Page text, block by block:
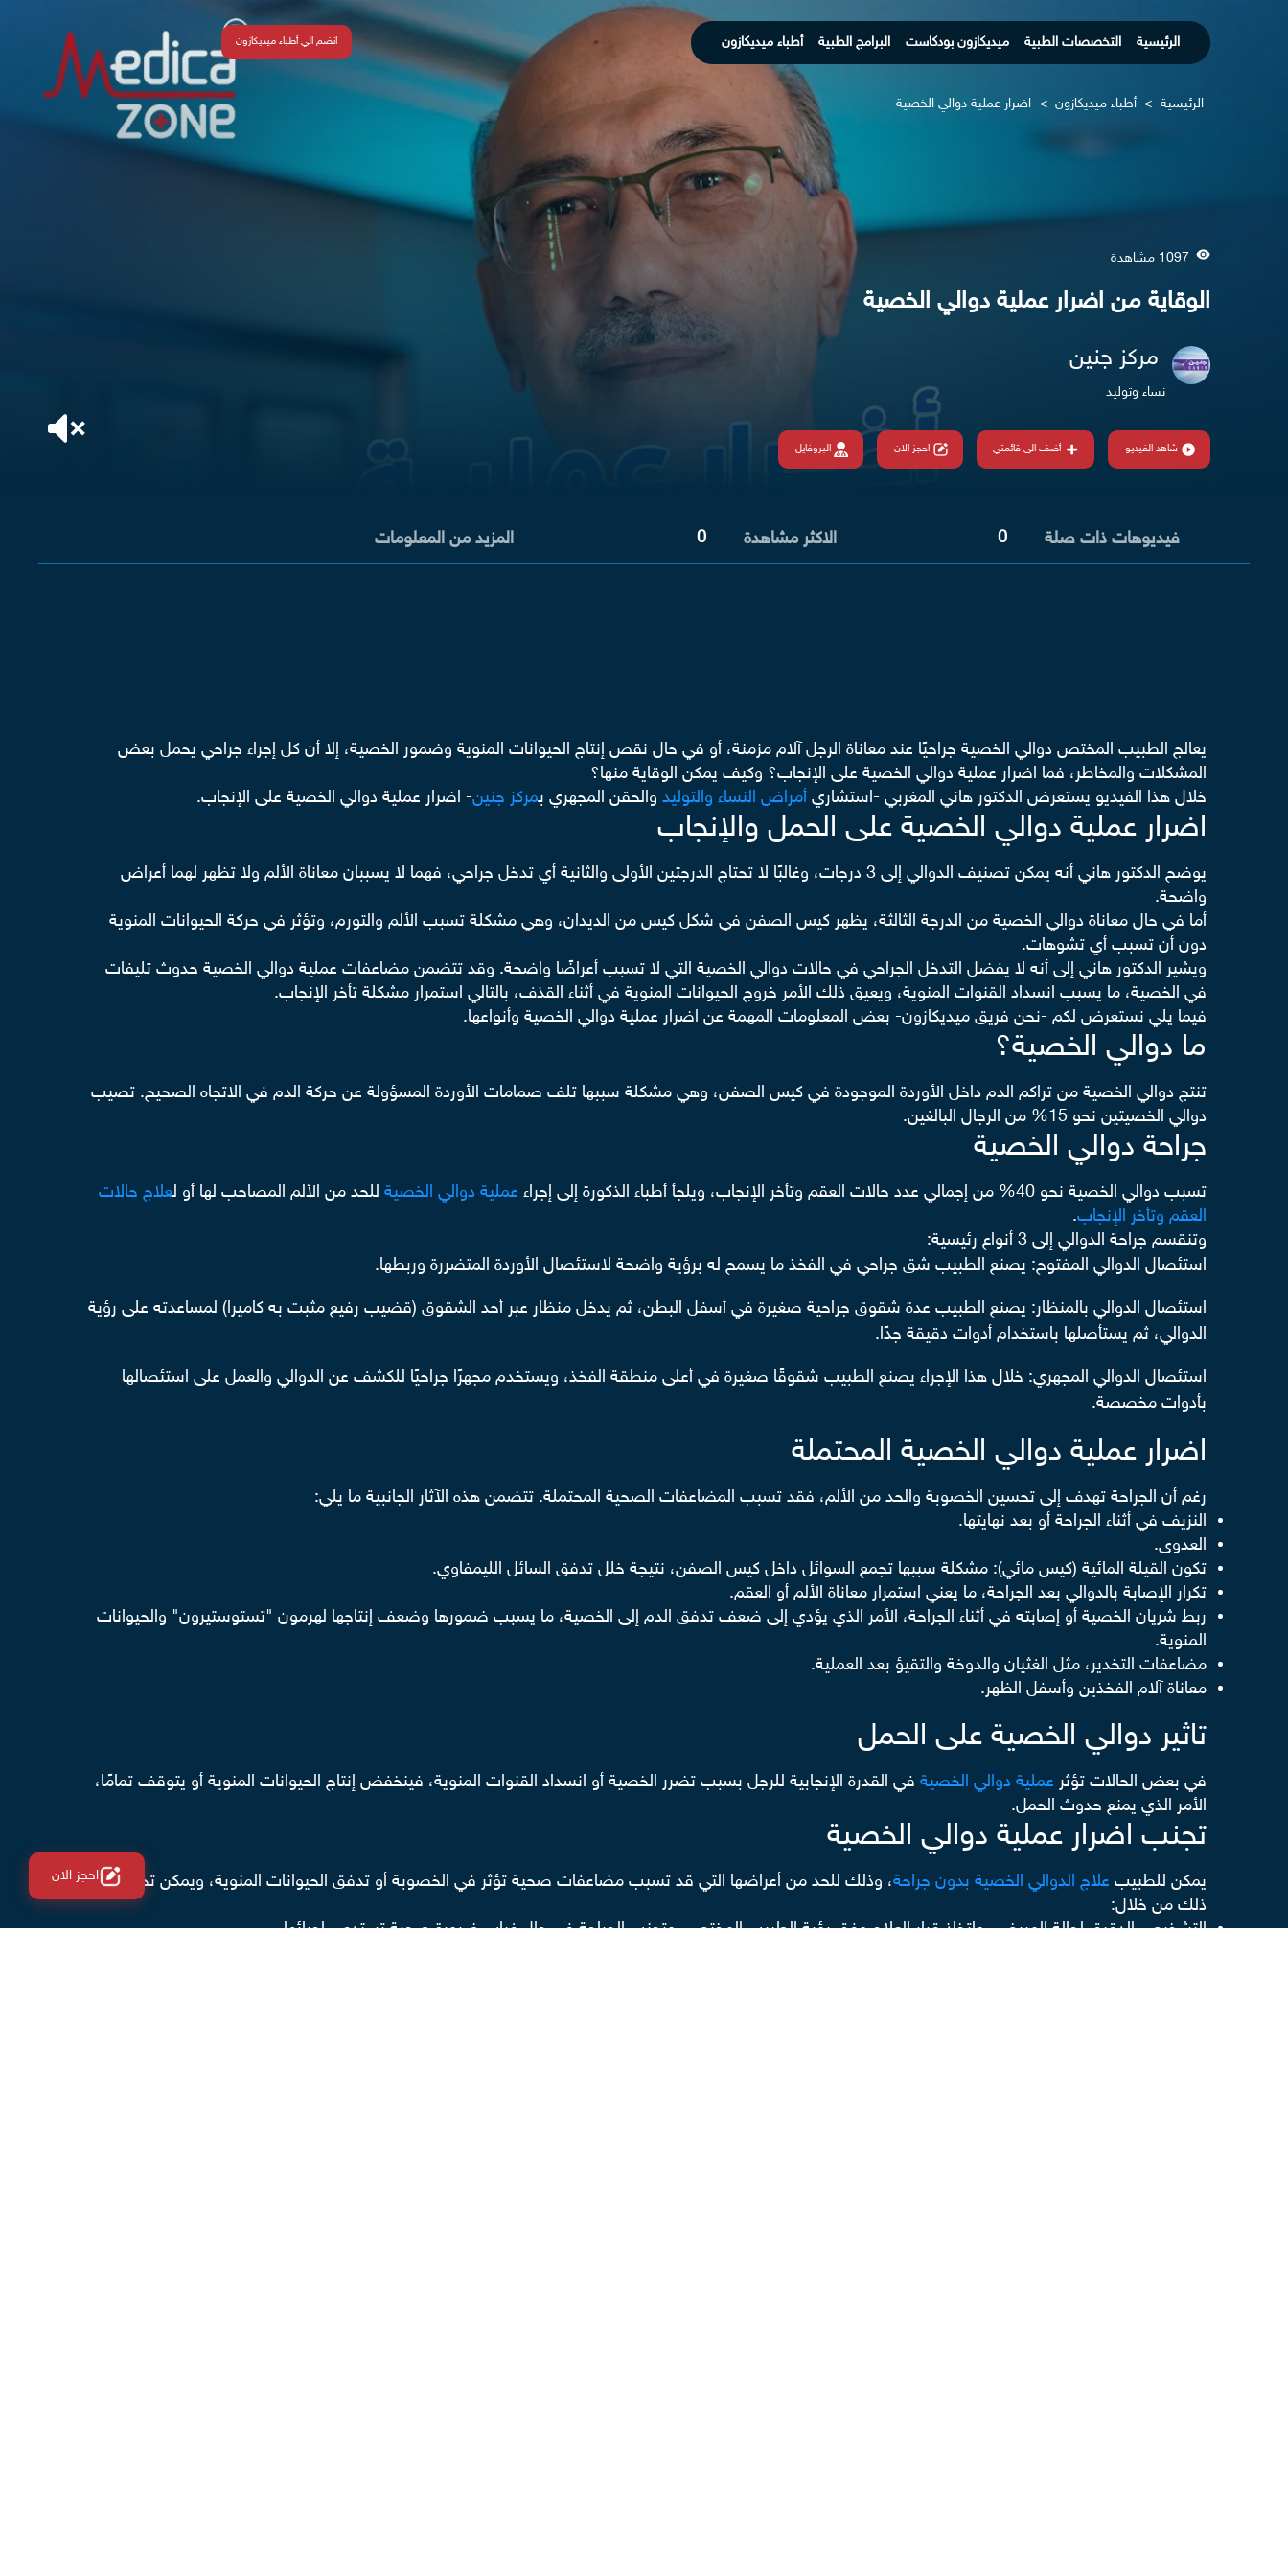
انضم الي أطباء ميديكازون الرئيسية التخصصات الطبية ميديكازون بودكاست البرامج الطبية أطباء ميديكازون
الرئيسية > أطباء ميديكازون > اضرار عملية دوالي الخصية
1097 مشاهدة
الوقاية من اضرار عملية دوالي الخصية
مركز جنين
نساء وتوليد
شاهد الفيديو أضف الى قائمتي احجز الان البروفايل
فيديوهات ذات صلة 0 الاكثر مشاهدة 0 المزيد من المعلومات
يعالج الطبيب المختص دوالي الخصية جراحيًا عند معاناة الرجل آلام مزمنة، أو في حال نقص إنتاج الحيوانات المنوية وضمور الخصية، إلا أن كل إجراء جراحي يحمل بعض
المشكلات والمخاطر، فما اضرار عملية دوالي الخصية على الإنجاب؟ وكيف يمكن الوقاية منها؟
خلال هذا الفيديو يستعرض الدكتور هاني المغربي -استشاري أمراض النساء والتوليدوالحقن المجهري بمركز جنين- اضرار عملية دوالي الخصية على الإنجاب.
اضرار عملية دوالي الخصية على الحمل والإنجاب
يوضح الدكتور هاني أنه يمكن تصنيف الدوالي إلى 3 درجات، وغالبًا لا تحتاج الدرجتين الأولى والثانية أي تدخل جراحي، فهما لا يسببان معاناة الألم ولا تظهر لهما أعراض
واضحة.
أما في حال معاناة دوالي الخصية من الدرجة الثالثة، يظهر كيس الصفن في شكل كيس من الديدان، وهي مشكلة تسبب الألم والتورم، وتؤثر في حركة الحيوانات المنوية
دون أن تسبب أي تشوهات.
ويشير الدكتور هاني إلى أنه لا يفضل التدخل الجراحي في حالات دوالي الخصية التي لا تسبب أعراضًا واضحة. وقد تتضمن مضاعفات عملية دوالي الخصية حدوث تليفات
في الخصية، ما يسبب انسداد القنوات المنوية، ويعيق ذلك الأمر خروج الحيوانات المنوية في أثناء القذف، بالتالي استمرار مشكلة تأخر الإنجاب.
فيما يلي نستعرض لكم -نحن فريق ميديكازون- بعض المعلومات المهمة عن اضرار عملية دوالي الخصية وأنواعها.
ما دوالي الخصية؟
تنتج دوالي الخصية من تراكم الدم داخل الأوردة الموجودة في كيس الصفن، وهي مشكلة سببها تلف صمامات الأوردة المسؤولة عن حركة الدم في الاتجاه الصحيح. تصيب
دوالي الخصيتين نحو 15% من الرجال البالغين.
جراحة دوالي الخصية
تسبب دوالي الخصية نحو 40% من إجمالي عدد حالات العقم وتأخر الإنجاب، ويلجأ أطباء الذكورة إلى إجراء عملية دوالي الخصيةللحد من الألم المصاحب لها أو لعلاج حالات
العقم وتأخر الإنجاب.
وتنقسم جراحة الدوالي إلى 3 أنواع رئيسية:
استئصال الدوالي المفتوح: يصنع الطبيب شق جراحي في الفخذ ما يسمح له برؤية واضحة لاستئصال الأوردة المتضررة وربطها.
استئصال الدوالي بالمنظار: يصنع الطبيب عدة شقوق جراحية صغيرة في أسفل البطن، ثم يدخل منظار عبر أحد الشقوق (قضيب رفيع مثبت به كاميرا) لمساعدته على رؤية
الدوالي، ثم يستأصلها باستخدام أدوات دقيقة جدًا.
استئصال الدوالي المجهري: خلال هذا الإجراء يصنع الطبيب شقوقًا صغيرة في أعلى منطقة الفخذ، ويستخدم مجهرًا جراحيًا للكشف عن الدوالي والعمل على استئصالها
بأدوات مخصصة.
اضرار عملية دوالي الخصية المحتملة
رغم أن الجراحة تهدف إلى تحسين الخصوبة والحد من الألم، فقد تسبب المضاعفات الصحية المحتملة. تتضمن هذه الآثار الجانبية ما يلي:
النزيف في أثناء الجراحة أو بعد نهايتها.
العدوى.
تكون القيلة المائية (كيس مائي): مشكلة سببها تجمع السوائل داخل كيس الصفن، نتيجة خلل تدفق السائل الليمفاوي.
تكرار الإصابة بالدوالي بعد الجراحة، ما يعني استمرار معاناة الألم أو العقم.
ربط شريان الخصية أو إصابته في أثناء الجراحة، الأمر الذي يؤدي إلى ضعف تدفق الدم إلى الخصية، ما يسبب ضمورها وضعف إنتاجها لهرمون "تستوستيرون" والحيوانات
المنوية.
مضاعفات التخدير، مثل الغثيان والدوخة والتقيؤ بعد العملية.
معاناة آلام الفخذين وأسفل الظهر.
تاثير دوالي الخصية على الحمل
في بعض الحالات تؤثر عملية دوالي الخصيةفي القدرة الإنجابية للرجل بسبب تضرر الخصية أو انسداد القنوات المنوية، فينخفض إنتاج الحيوانات المنوية أو يتوقف تمامًا،
الأمر الذي يمنع حدوث الحمل.
تجنب اضرار عملية دوالي الخصية
يمكن للطبيب علاج الدوالي الخصية بدون جراحة، وذلك للحد من أعراضها التي قد تسبب مضاعفات صحية تؤثر في الخصوبة أو تدفق الحيوانات المنوية، ويمكن تحقيق
ذلك من خلال:
التشخيص الدقيق لحالة المريض، واتخاذ قرار العلاج وفق رؤية الطبيب المختص، وتجنب الجراحة في حال غياب ضرورة صحية تستدعي إجرائها.
احجز الان